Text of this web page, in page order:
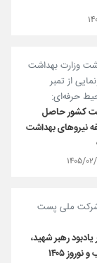
وزارت بهداشت
از تمبر
حرفه‌ای:
کشور حاصل
نیروهای بهداشت
۰۲/۲۷
ملی پست
رهبر شهید،
۱۴۰۵